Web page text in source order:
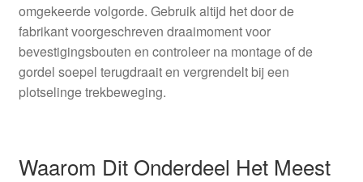
omgekeerde volgorde. Gebruik altijd het door de
fabrikant voorgeschreven draaimoment voor
bevestigingsbouten en controleer na montage of de
gordel soepel terugdraait en vergrendelt bij een
plotselinge trekbeweging.
Waarom Dit Onderdeel Het Meest